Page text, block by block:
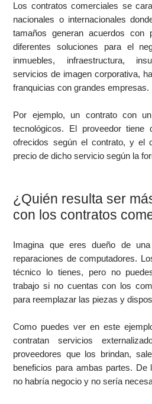
Los contratos comerciales se
nacionales o internacionales
tamaños generan acuerdos con
diferentes soluciones para el
inmuebles, infraestructura,
servicios de imagen corporativa,
franquicias con grandes empresas.
Por ejemplo, un contrato con
tecnológicos. El proveedor tiene
ofrecidos según el contrato, y el
precio de dicho servicio según la
¿Quién resulta ser
con los contratos
Imagina que eres dueño de
reparaciones de computadores.
técnico lo tienes, pero no
trabajo si no cuentas con los
para reemplazar las piezas y
Como puedes ver en este
contratan servicios
proveedores que los brindan,
beneficios para ambas partes. De
no habría negocio y no sería